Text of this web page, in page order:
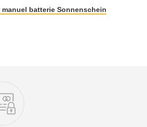
batterie Sonnenschein